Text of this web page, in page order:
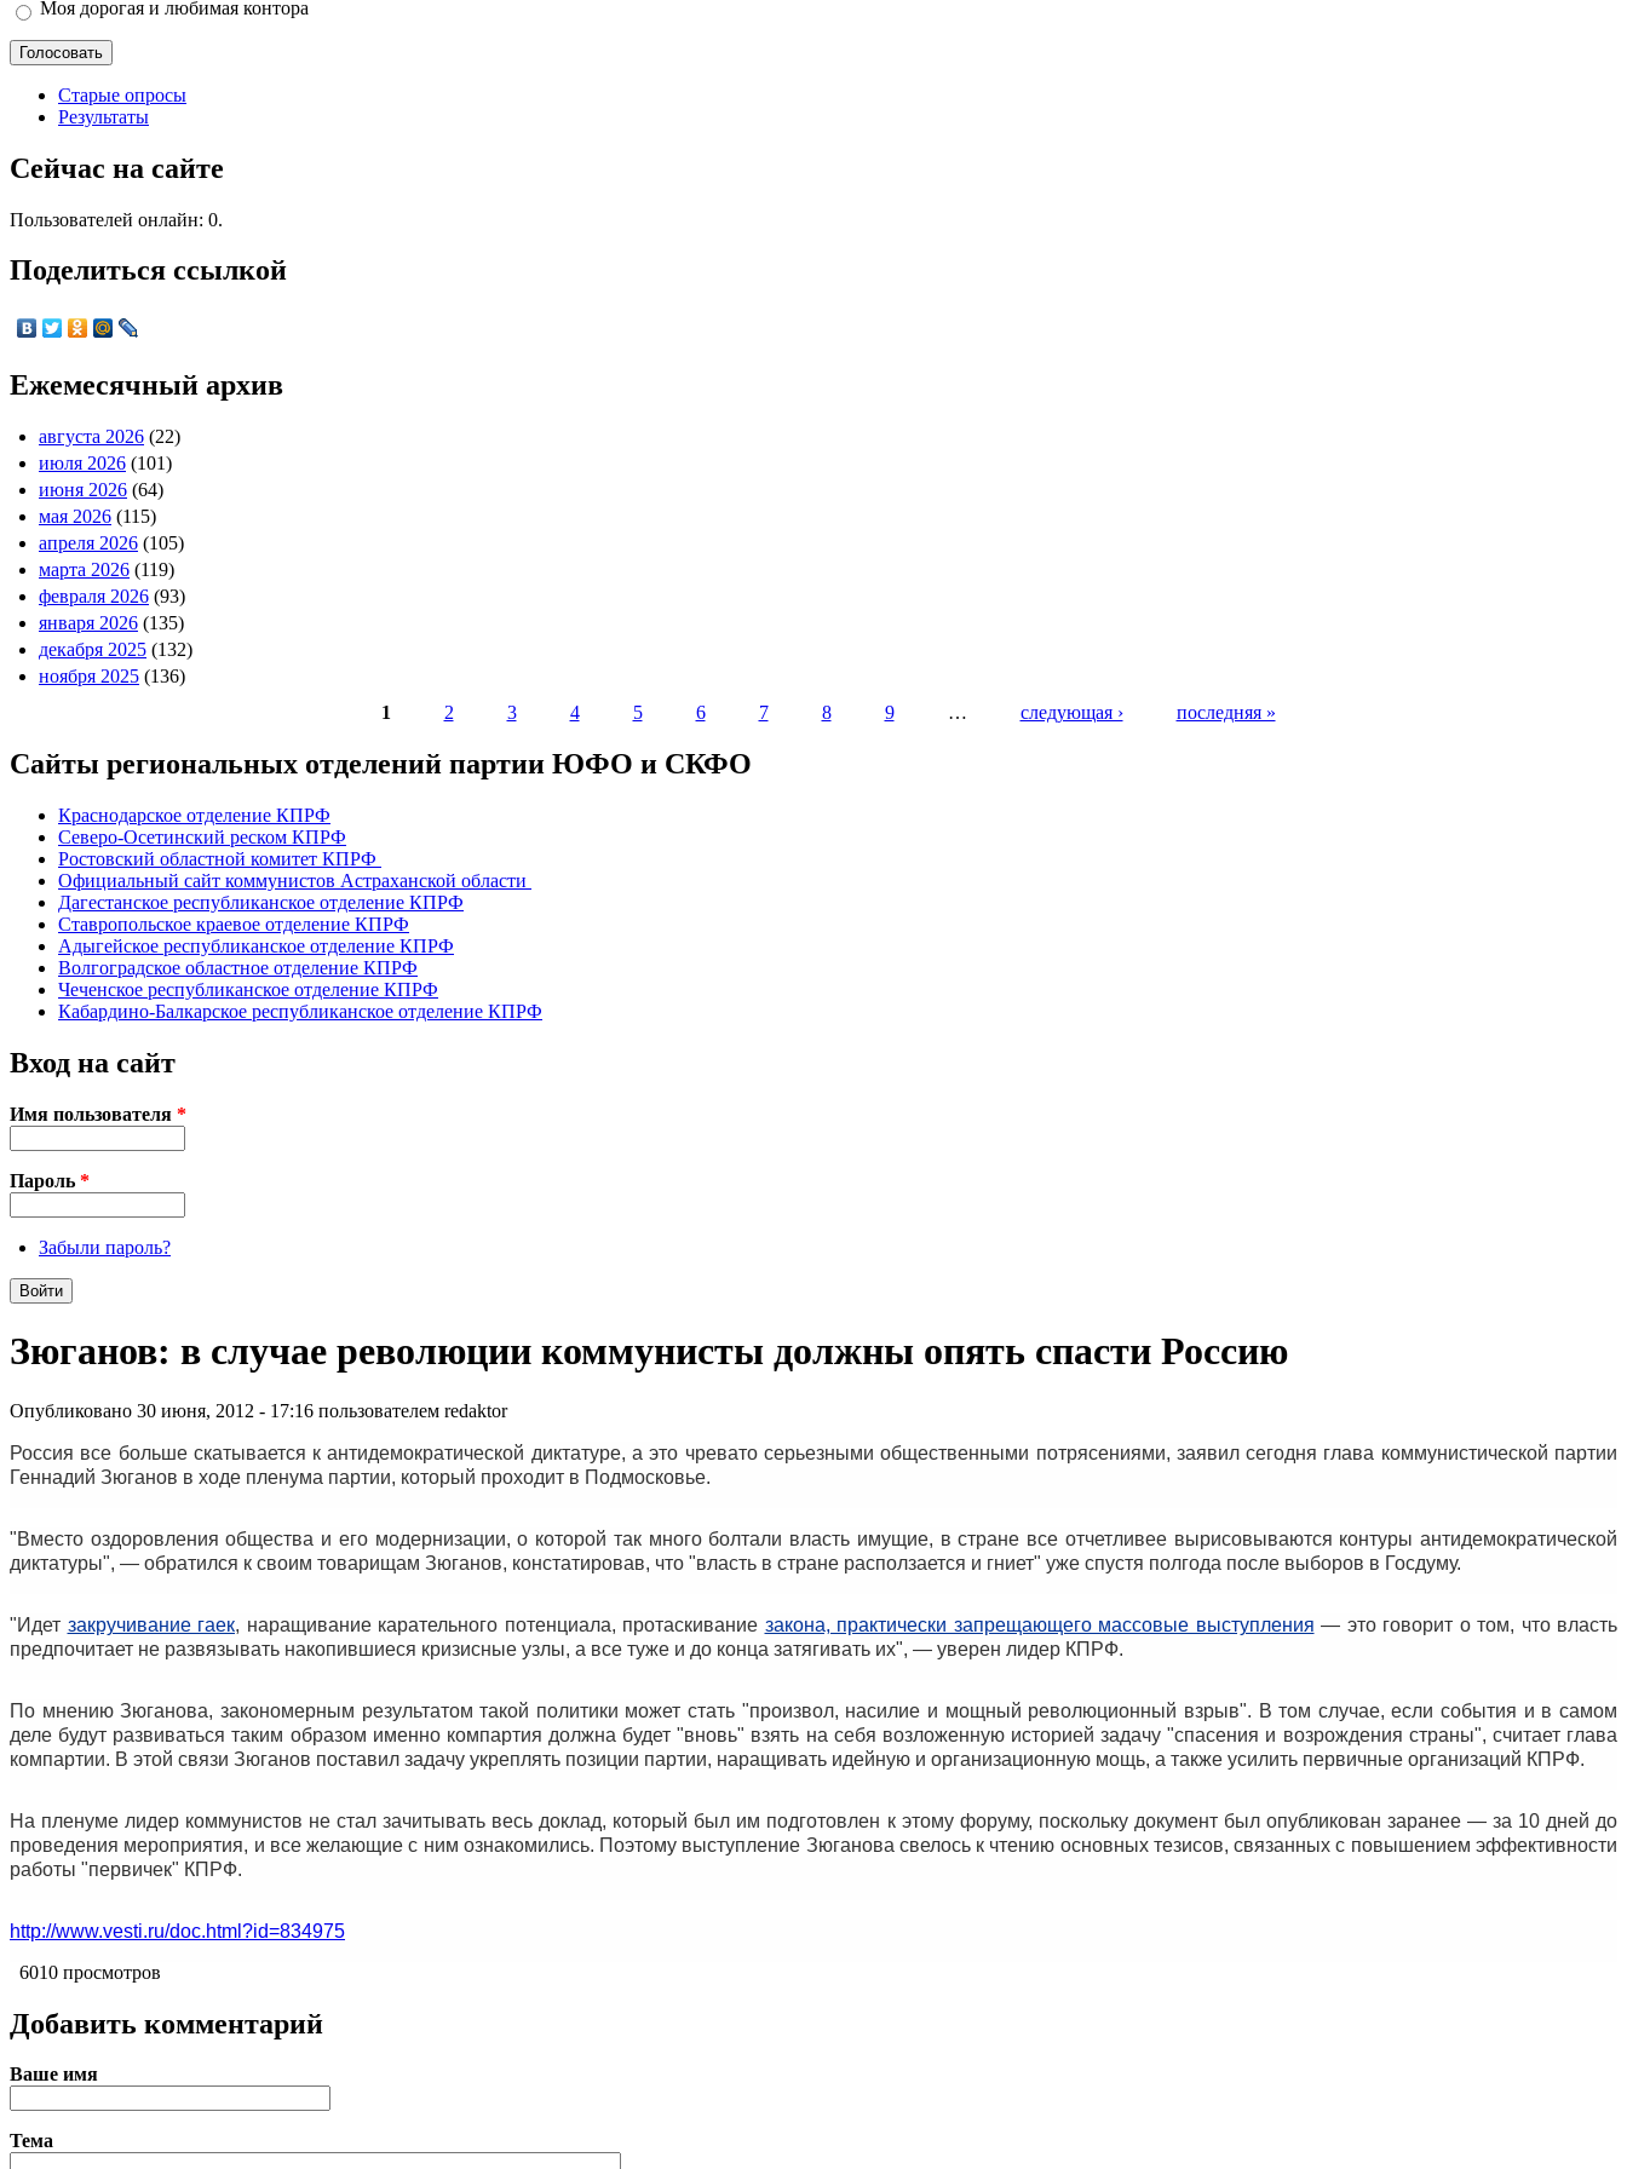
Моя дорогая и любимая контора
Старые опросы
Результаты
Сейчас на сайте
Пользователей онлайн: 0.
Поделиться ссылкой
Ежемесячный архив
августа 2026 (22)
июля 2026 (101)
июня 2026 (64)
мая 2026 (115)
апреля 2026 (105)
марта 2026 (119)
февраля 2026 (93)
января 2026 (135)
декабря 2025 (132)
ноября 2025 (136)
1 2 3 4 5 6 7 8 9 … следующая › последняя »
Сайты региональных отделений партии ЮФО и СКФО
Краснодарское отделение КПРФ
Северо-Осетинский реском КПРФ
Ростовский областной комитет КПРФ
Официальный сайт коммунистов Астраханской области
Дагестанское республиканское отделение КПРФ
Ставропольское краевое отделение КПРФ
Адыгейское республиканское отделение КПРФ
Волгоградское областное отделение КПРФ
Чеченское республиканское отделение КПРФ
Кабардино-Балкарское республиканское отделение КПРФ
Вход на сайт
Имя пользователя *
Пароль *
Забыли пароль?
Зюганов: в случае революции коммунисты должны опять спасти Россию
Опубликовано 30 июня, 2012 - 17:16 пользователем redaktor
Россия все больше скатывается к антидемократической диктатуре, а это чревато серьезными общественными потрясениями, заявил сегодня глава коммунистической партии
Геннадий Зюганов в ходе пленума партии, который проходит в Подмосковье.
"Вместо оздоровления общества и его модернизации, о которой так много болтали власть имущие, в стране все отчетливее вырисовываются контуры антидемократической
диктатуры", — обратился к своим товарищам Зюганов, констатировав, что "власть в стране расползается и гниет" уже спустя полгода после выборов в Госдуму.
"Идет закручивание гаек, наращивание карательного потенциала, протаскивание закона, практически запрещающего массовые выступления — это говорит о том, что власть
предпочитает не развязывать накопившиеся кризисные узлы, а все туже и до конца затягивать их", — уверен лидер КПРФ.
По мнению Зюганова, закономерным результатом такой политики может стать "произвол, насилие и мощный революционный взрыв". В том случае, если события и в самом
деле будут развиваться таким образом именно компартия должна будет "вновь" взять на себя возложенную историей задачу "спасения и возрождения страны", считает глава
компартии. В этой связи Зюганов поставил задачу укреплять позиции партии, наращивать идейную и организационную мощь, а также усилить первичные организаций КПРФ.
На пленуме лидер коммунистов не стал зачитывать весь доклад, который был им подготовлен к этому форуму, поскольку документ был опубликован заранее — за 10 дней до
проведения мероприятия, и все желающие с ним ознакомились. Поэтому выступление Зюганова свелось к чтению основных тезисов, связанных с повышением эффективности
работы "первичек" КПРФ.
http://www.vesti.ru/doc.html?id=834975
6010 просмотров
Добавить комментарий
Ваше имя
Тема